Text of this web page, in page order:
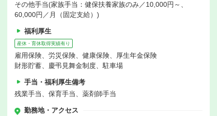
その他手当(家族手当：健保扶養家族のみ／10,000円～、
60,000円／月（固定支給）)
福利厚生
産休・育休取得実績有り
雇用保険、労災保険、健康保険、厚生年金保険
財形貯蓄、慶弔見舞金制度、駐車場
手当・福利厚生備考
残業手当、保育手当、薬剤師手当
勤務地・アクセス